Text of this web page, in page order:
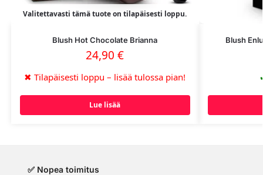
Valitettavasti tämä tuote on tilapäisesti loppu.
Blush Hot Chocolate Brianna
24,90€
✖ Tilapäisesti loppu – lisää tulossa pian!
Lue lisää
Blush
✅ Nopea toimitus